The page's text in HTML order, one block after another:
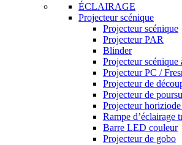
ÉCLAIRAGE
Projecteur scénique
Projecteur scénique
Projecteur PAR
Blinder
Projecteur
Projecteur PC /
Projecteur de
Projecteur de
Projecteur
Rampe d’éclairage
Barre LED couleur
Projecteur de gobo